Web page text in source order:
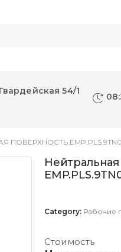
54/1
ПОВЕРХНОСТЬ
Category: Рабочие
Стоимость